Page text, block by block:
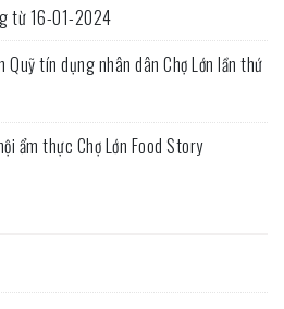
từ 16-01-2024
tín dụng nhân dân Chợ Lớn lần thứ
ẩm thực Chợ Lớn Food Story